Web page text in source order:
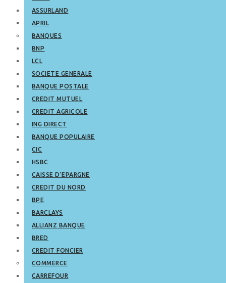
ASSURLAND
APRIL
BANQUES
BNP
LCL
SOCIETE GENERALE
BANQUE POSTALE
CREDIT MUTUEL
CREDIT AGRICOLE
ING DIRECT
BANQUE POPULAIRE
CIC
HSBC
CAISSE D’EPARGNE
CREDIT DU NORD
BPE
BARCLAYS
ALLIANZ BANQUE
BRED
CREDIT FONCIER
COMMERCE
CARREFOUR